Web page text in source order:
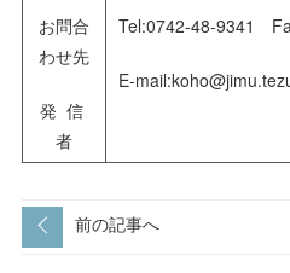
お問合
わせ先
発 信
者
Tel:0742-48-9341
E-
前の記事へ